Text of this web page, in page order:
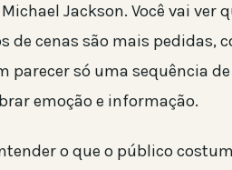
Jackson. Você vai ver
de cenas são mais pedidas,
parecer só uma sequência
emoção e informação.
o que o público